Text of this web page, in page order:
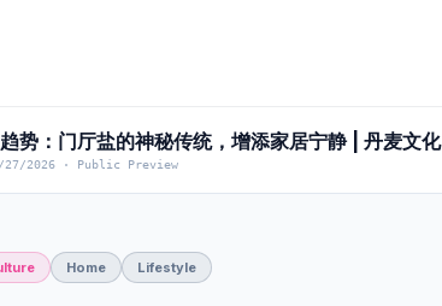
势：门厅盐的神秘传统，增添家居宁静 | 丹麦文化
27/2026 · Public Preview
Home Lifestyle